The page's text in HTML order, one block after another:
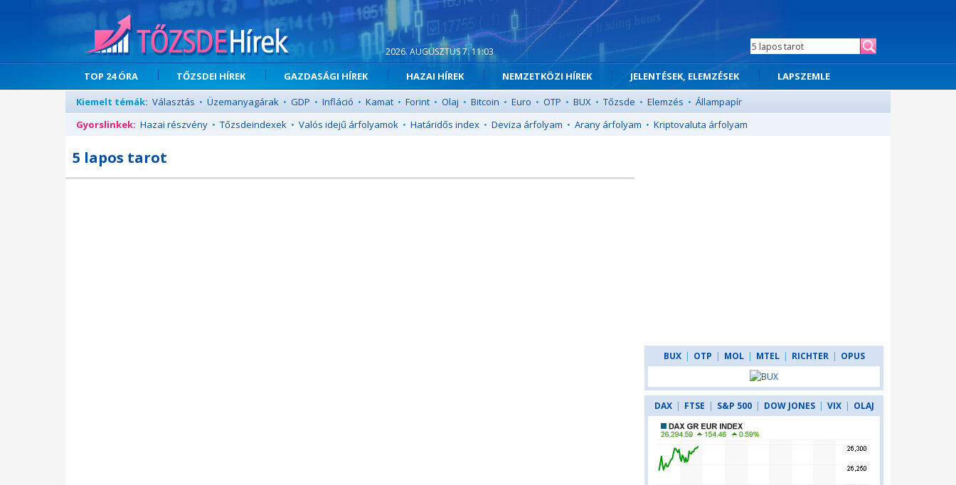
2026. AUGUSZTUS 7. 11:03
TOP 24 ÓRA TŐZSDEI HÍREK GAZDASÁGI HÍREK HAZAI HÍREK NEMZETKÖZI HÍREK JELENTÉSEK, ELEMZÉSEK
LAPSZEMLE
Kiemelt témák: Választás • Üzemanyagárak • GDP • Infláció • Kamat • Forint • Olaj • Bitcoin • Euro • OTP • BUX • Tőzsde • Elemzés • Állampapír
Gyorslinkek: Hazai részvény • Tőzsdeindexek • Valós idejű árfolyamok • Határidős index • Deviza árfolyam • Arany árfolyam • Kriptovaluta árfolyam
5 lapos tarot
BUX | OTP | MOL | MTEL | RICHTER | OPUS
DAX | FTSE | S&P 500 | DOW JONES | VIX | OLAJ